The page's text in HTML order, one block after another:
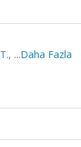
, ...Daha Fazla